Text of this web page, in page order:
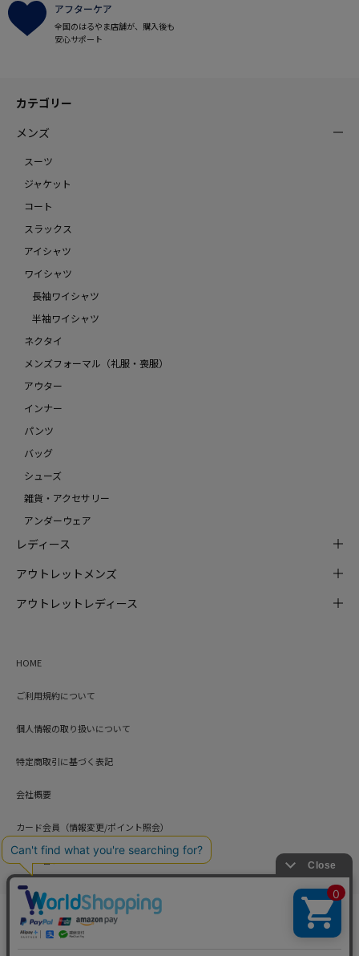
アフターケア
全国のはるやま店舗が、購入後も
安心サポート
カテゴリー
メンズ
スーツ
ジャケット
コート
スラックス
アイシャツ
ワイシャツ
長袖ワイシャツ
半袖ワイシャツ
ネクタイ
メンズフォーマル（礼服・喪服）
アウター
インナー
パンツ
バッグ
シューズ
雑貨・アクセサリー
アンダーウェア
レディース
アウトレットメンズ
アウトレットレディース
HOME
ご利用規約について
個人情報の取り扱いについて
特定商取引に基づく表記
会社概要
カード会員（情報変更/ポイント照会）